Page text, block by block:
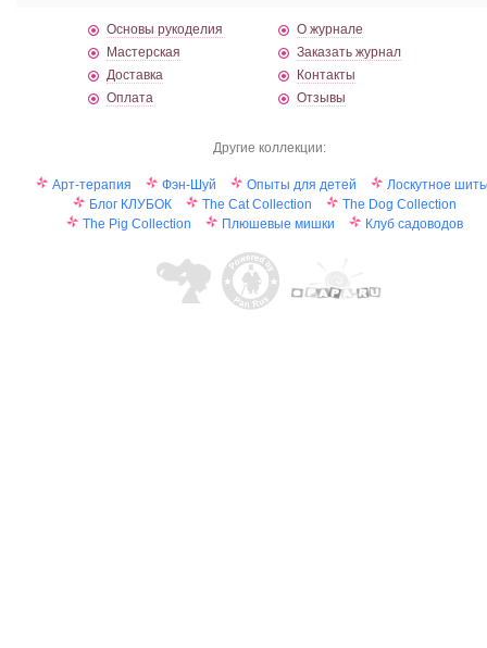
Основы рукоделия
Мастерская
О журнале
Заказать журнал
Доставка
Оплата
Контакты
Отзывы
Другие коллекции:
Арт-терапия Фэн-Шуй Опыты для детей
Лоскутное
Блог КЛУБОК
The Cat Collection
The Dog Collection
The Pig Collection
Плюшевые мишки Клуб садоводов